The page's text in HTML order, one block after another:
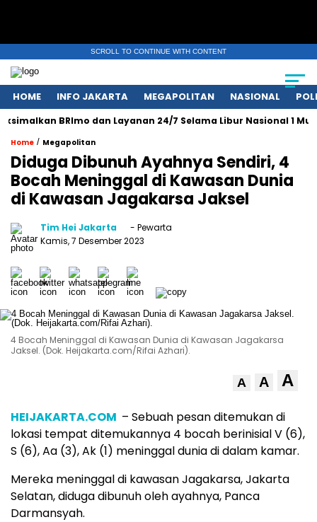
SCROLL TO CONTINUE WITH CONTENT
HOME INFO JAKARTA MEGAPOLITAN NASIONAL
BRImo dan Layanan 24/7 Selama Libur Nasional 1
Home / Megapolitan
Diduga Dibunuh Ayahnya Sendiri, 4
Bocah Meninggal di Kawasan Dunia
di Kawasan Jagakarsa Jaksel
Tim Hei Jakarta
- Pewarta
Kamis, 7 Desember 2023
4 Bocah Meninggal di Kawasan Dunia di Kawasan Jagakarsa
Jaksel. (Dok. Heijakarta.com/Rifai Azhari).
A A A
HEIJAKARTA.COM – Sebuah pesan ditemukan di
lokasi tempat ditemukannya 4 bocah berinisial V (6),
S (6), Aa (3), Ak (1) meninggal dunia di dalam kamar.
Mereka meninggal di kawasan Jagakarsa, Jakarta
Selatan, diduga dibunuh oleh ayahnya, Panca
Darmansyah.